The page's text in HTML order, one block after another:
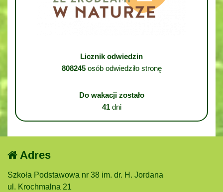
Licznik odwiedzin
808245osób odwiedziło stronę
Do wakacji zostało
41dni
Adres
Szkoła Podstawowa nr 38 im. dr. H. Jordana
ul. Krochmalna 21